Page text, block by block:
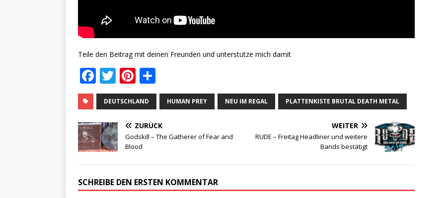
Teile den Beitrag mit deinen Freunden und unterstütze mich damit
F
a
c
e
b
o
k
T
w
it
te
r
Pi
n
te
r
e
st
ei
le
n
DEUTSCHLAND HUMAN PREY NEU IM REGAL PLATTENKISTE BRUTAL DEATH METAL
ZURÜCK
Godskill ‎– The Gatherer of Fear and
Blood
WEITER
RUDE – Freitag Headliner und weitere
Bands bestätigt
SCHREIBE DEN ERSTEN KOMMENTAR